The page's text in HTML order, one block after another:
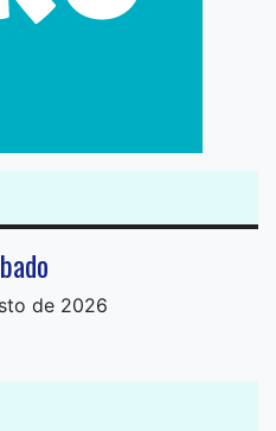
de 2026